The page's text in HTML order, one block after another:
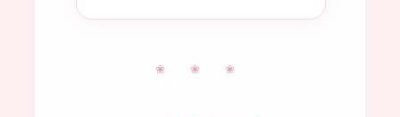
❀ ❀ ❀